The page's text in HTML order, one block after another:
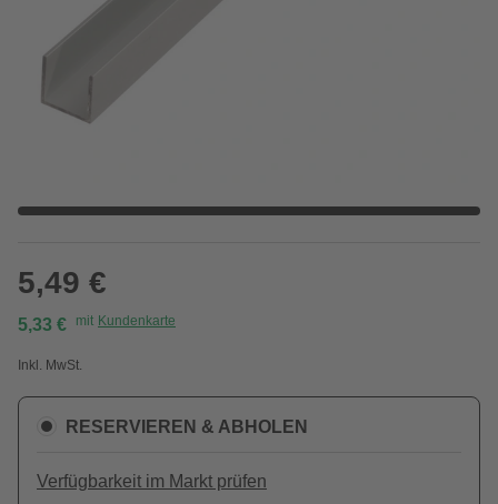
5,49 €
5,33 € mit Kundenkarte
Inkl. MwSt.
RESERVIEREN & ABHOLEN
Verfügbarkeit im Markt prüfen